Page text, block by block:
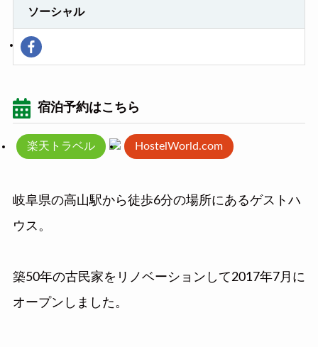
ソーシャル
宿泊予約はこちら
楽天トラベル HostelWorld.com
岐阜県の高山駅から徒歩6分の場所にあるゲストハ
ウス。
築50年の古民家をリノベーションして2017年7月に
オープンしました。